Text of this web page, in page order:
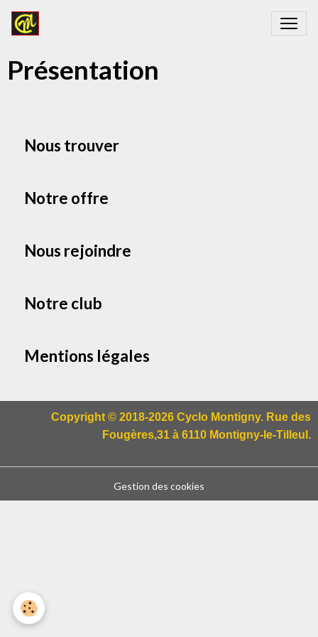
Présentation
Nous trouver
Notre offre
Nous rejoindre
Notre club
Mentions légales
Copyright © 2018-2026 Cyclo Montigny. Rue des
Fougères,31 à 6110 Montigny-le-Tilleul.
Gestion des cookies